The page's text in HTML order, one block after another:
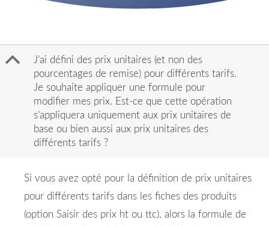
B
J’ai défini des prix unitaires (et non des
pourcentages de remise) pour différents tarifs.
Je souhaite appliquer une formule pour
modifier mes prix. Est-ce que cette opération
s’appliquera uniquement aux prix unitaires de
base ou bien aussi aux prix unitaires des
différents tarifs ?
Si vous avez opté pour la définition de prix unitaires
pour différents tarifs dans les fiches des produits
(option Saisir des prix ht ou ttc), alors la formule de